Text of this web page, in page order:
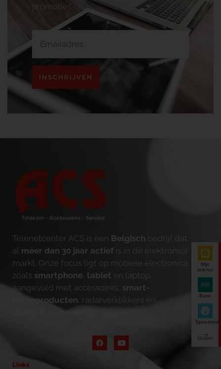
promoties.
INSCHRIJVEN
Telenetcenter ACS is een Belgisch bedrijf dat
al meer dan 30 jaar actief is in de elektronica
markt. Onze focus ligt op mobiele electronica
zoals smartphone tablet en laptop,
aangevuld met accessoires, smart-
homeproducten , radarverklikkers en
bluetooth-speakers
Links
Mijn
telenet
Base
Speedtest